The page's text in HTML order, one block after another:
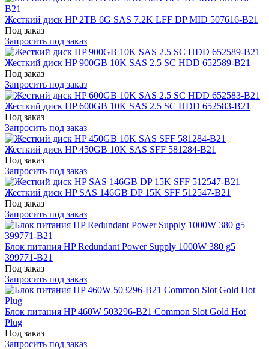
Жесткий диск HP 2TB 6G SAS 7.2K LFF DP MID 507616-B21
Под заказ
Запросить под заказ
Жесткий диск HP 900GB 10K SAS 2.5 SC HDD 652589-B21
Под заказ
Запросить под заказ
Жесткий диск HP 600GB 10K SAS 2.5 SC HDD 652583-B21
Под заказ
Запросить под заказ
Жесткий диск HP 450GB 10K SAS SFF 581284-B21
Под заказ
Запросить под заказ
Жесткий диск HP SAS 146GB DP 15K SFF 512547-B21
Под заказ
Запросить под заказ
Блок питания HP Redundant Power Supply 1000W 380 g5
399771-B21
Под заказ
Запросить под заказ
Блок питания HP 460W 503296-B21 Common Slot Gold Hot
Plug
Под заказ
Запросить под заказ